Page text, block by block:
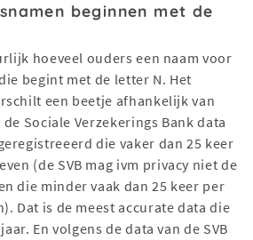
beginnen met de
hoeveel ouders een naam voor
begint met de letter N. Het
een beetje afhankelijk van
Sociale Verzekerings Bank data
die vaker dan 25 keer
(de SVB mag ivm privacy niet de
die minder vaak dan 25 keer per
Dat is de meest accurate data die
En volgens de data van de SVB